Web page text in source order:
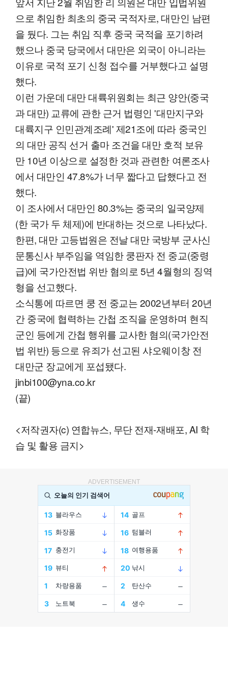
으로 취임한 최초의 중국 국적자로, 대만인 남편
을 뒀다. 그는 취임 직후 중국 국적을 포기하려
했으나 중국 당국에서 대만은 외국이 아니라는
이유로 국적 포기 신청 접수를 거부했다고 설명
했다.
이런 가운데 대만 대륙위원회는 최근 양안(중국
과 대만) 교류에 관한 근거 법령인 '대만지구와
대륙지구 인민관계조례' 제21조에 따라 중국인
의 대만 공직 선거 출마 조건을 대만 호적 보유
만 10년 이상으로 설정한 것과 관련한 여론조사
에서 대만인 47.8%가 너무 짧다고 답했다고 전
했다.
이 조사에서 대만인 80.3%는 중국의 일국양제
(한 국가 두 체제)에 반대하는 것으로 나타났다.
한편, 대만 고등법원은 전날 대만 국방부 군사신
문통신사 부주임을 역임한 쿵판자 전 중교(중령
급)에 국가안전법 위반 혐의로 5년 4월형의 징역
형을 선고했다.
소식통에 따르면 쿵 전 중교는 2002년부터 20년
간 중국에 협력하는 간첩 조직을 운영하며 현직
군인 등에게 간첩 행위를 교사한 혐의(국가안전
법 위반) 등으로 유죄가 선고된 샤오웨이창 전
대만군 장교에게 포섭됐다.
jinbi100@yna.co.kr
(끝)
<저작권자(c) 연합뉴스, 무단 전재-재배포, AI 학
습 및 활용 금지>
ADVERTISEMENT